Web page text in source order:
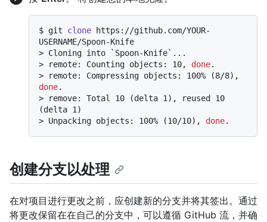
$ git clone https://github.com/YOUR-
USERNAME/Spoon-Knife
> Cloning into `Spoon-Knife`...
>
remote: Counting objects: 10, done.
>
done.
>
remove: Total 10 (delta 1), reused 10
(delta 1)
> Unpacking objects: 100% (10/10), done.
创建分支以处理
在对项目进行更改之前，应创建新的分支并将其签出。通过
将更改保留在在自己的分支中，可以遵循 GitHub 流，并确